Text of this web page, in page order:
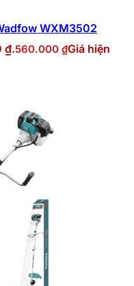
WXM3502
₫.560.000 ₫Giá hiện